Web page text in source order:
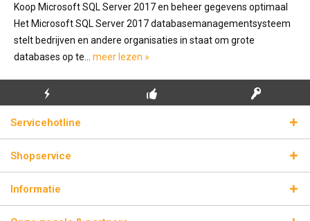
Koop Microsoft SQL Server 2017 en beheer gegevens optimaal
Het Microsoft SQL Server 2017 databasemanagementsysteem
stelt bedrijven en andere organisaties in staat om grote
databases op te... meer lezen »
BLIKSEMVERZENDING
LICENTIESLEUTELS
Servicehotline
Shopservice
Informatie